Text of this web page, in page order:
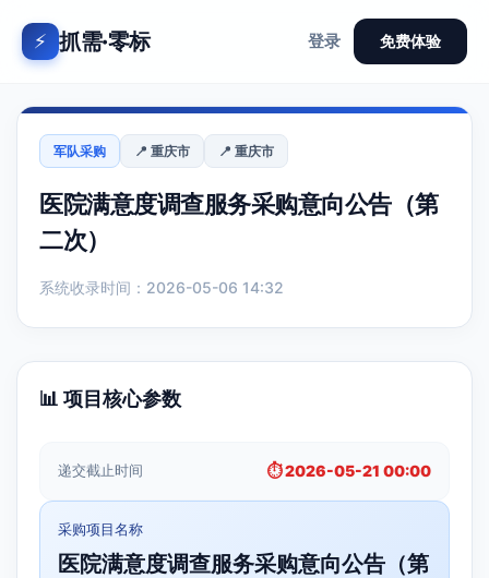
⚡ 抓需·零标 登录 免费体验
军队采购 📍 重庆市 📍 重庆市
医院满意度调查服务采购意向公告（第
二次）
系统收录时间：2026-05-06 14:32
📊 项目核心参数
递交截止时间 ⏱️ 2026-05-21 00:00
采购项目名称
医院满意度调查服务采购意向公告（第